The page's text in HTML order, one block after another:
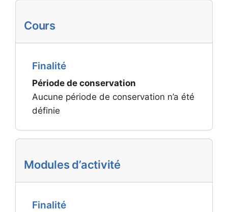
Cours
Finalité
Période de conservation
Aucune période de conservation n’a été
définie
Modules d’activité
Finalité